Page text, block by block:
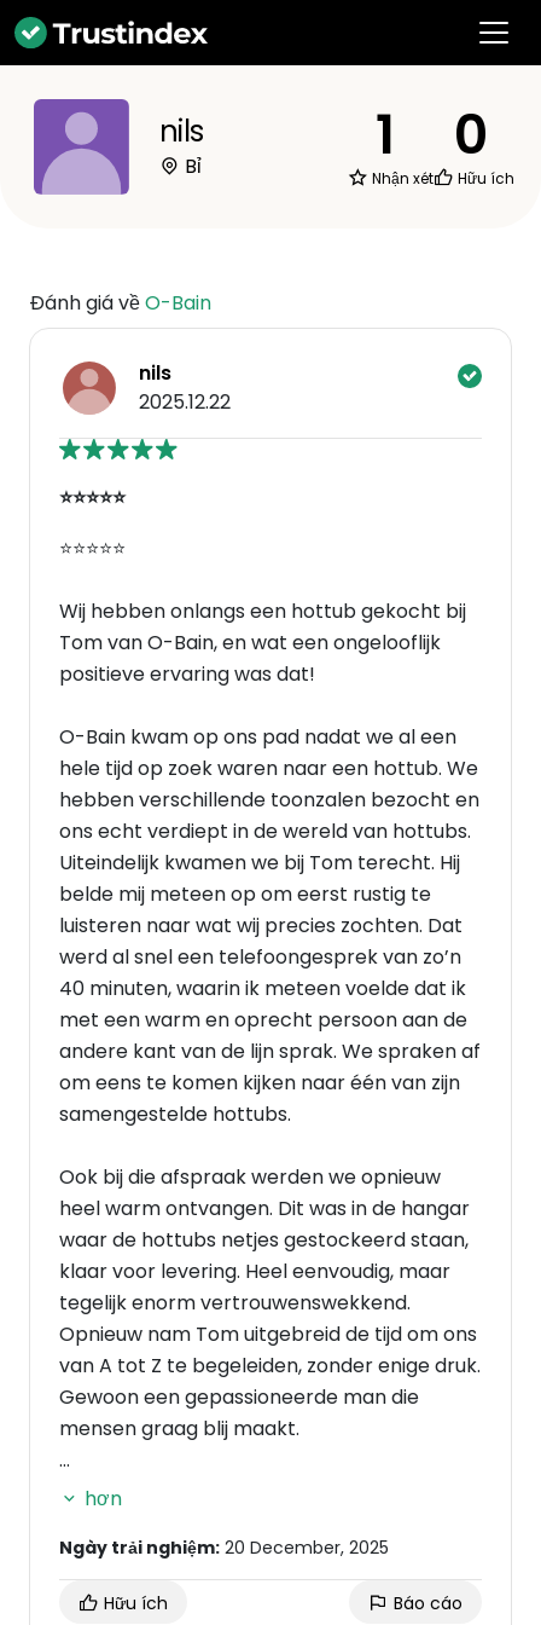
nils
Bỉ 1
Nhận xét
0
Hữu ích
Đánh giá vềO-Bain
nils
2025.12.22
⭐⭐⭐⭐⭐
⭐⭐⭐⭐⭐
Wij hebben onlangs een hottub gekocht bij
Tom van O-Bain, en wat een ongelooflijk
positieve ervaring was dat!
O-Bain kwam op ons pad nadat we al een
hele tijd op zoek waren naar een hottub. We
hebben verschillende toonzalen bezocht en
ons echt verdiept in de wereld van hottubs.
Uiteindelijk kwamen we bij Tom terecht. Hij
belde mij meteen op om eerst rustig te
luisteren naar wat wij precies zochten. Dat
werd al snel een telefoongesprek van zo’n
40 minuten, waarin ik meteen voelde dat ik
met een warm en oprecht persoon aan de
andere kant van de lijn sprak. We spraken af
om eens te komen kijken naar één van zijn
samengestelde hottubs.
Ook bij die afspraak werden we opnieuw
heel warm ontvangen. Dit was in de hangar
waar de hottubs netjes gestockeerd staan,
klaar voor levering. Heel eenvoudig, maar
tegelijk enorm vertrouwenswekkend.
Opnieuw nam Tom uitgebreid de tijd om ons
van A tot Z te begeleiden, zonder enige druk.
Gewoon een gepassioneerde man die
mensen graag blij maakt.
Daar hebben we dan ook beslist om een
dan ook zeer eerlijke prijs. Levering kon zelfs
al de dag nadien, wat op zich veel zegt over
hun flexibiliteit en service. Voor ons was dat
hơn
Ngày trải nghiệm: 20 December, 2025
Hữu ích Báo cáo